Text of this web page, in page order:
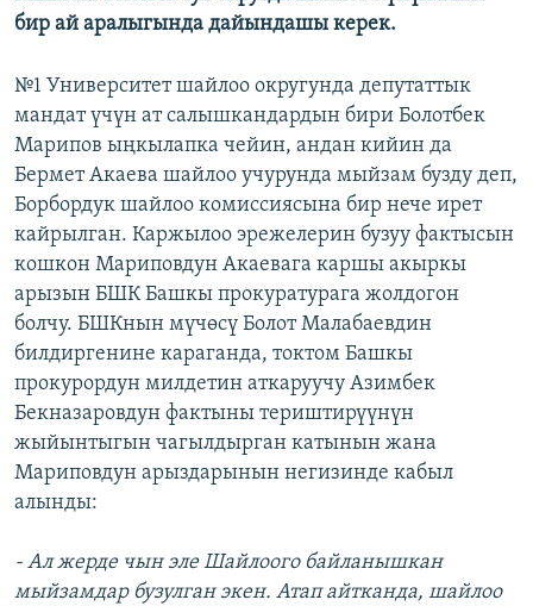
бир ай аралыгында дайындашы керек.
№1 Университет шайлоо округунда депутаттык
мандат үчүн ат салышкандардын бири Болотбек
Марипов ыңкылапка чейин, андан кийин да
Бермет Акаева шайлоо учурунда мыйзам бузду деп,
Борбордук шайлоо комиссиясына бир нече ирет
кайрылган. Каржылоо эрежелерин бузуу фактысын
кошкон Мариповдун Акаевага каршы акыркы
арызын БШК Башкы прокуратурага жолдогон
болчу. БШКнын мүчөсү Болот Малабаевдин
билдиргенине караганда, токтом Башкы
прокурордун милдетин аткаруучу Азимбек
Бекназаровдун фактыны териштирүүнүн
жыйынтыгын чагылдырган катынын жана
Мариповдун арыздарынын негизинде кабыл
алынды:
- Ал жерде чын эле Шайлоого байланышкан
мыйзамдар бузулган экен. Атап айтканда, шайлоо